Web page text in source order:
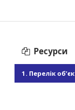
Ресурси
1. Перелік